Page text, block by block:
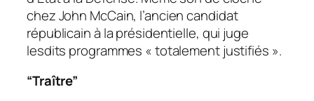
chez John McCain, l’ancien candidat
républicain à la présidentielle, qui juge
lesdits programmes « totalement justifiés ».
“Traître”